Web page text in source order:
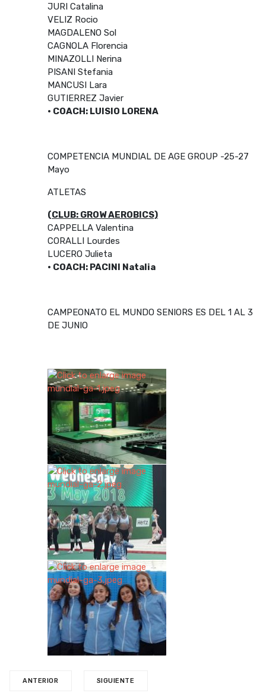
JURI Catalina
VELIZ Rocio
MAGDALENO Sol
CAGNOLA Florencia
MINAZOLLI Nerina
PISANI Stefania
MANCUSI Lara
GUTIERREZ Javier
• COACH: LUISIO LORENA
COMPETENCIA MUNDIAL DE AGE GROUP -25-27
Mayo
ATLETAS
(CLUB: GROW AEROBICS)
CAPPELLA Valentina
CORALLI Lourdes
LUCERO Julieta
• COACH: PACINI Natalia
CAMPEONATO EL MUNDO SENIORS ES DEL 1 AL 3
DE JUNIO
ANTERIOR SIGUIENTE